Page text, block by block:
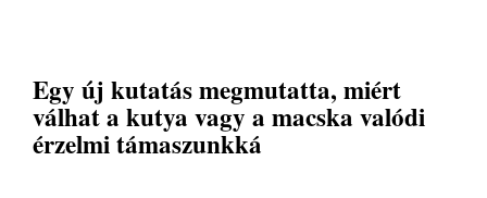
Egy új kutatás megmutatta, miért
válhat a kutya vagy a macska valódi
érzelmi támaszunkká